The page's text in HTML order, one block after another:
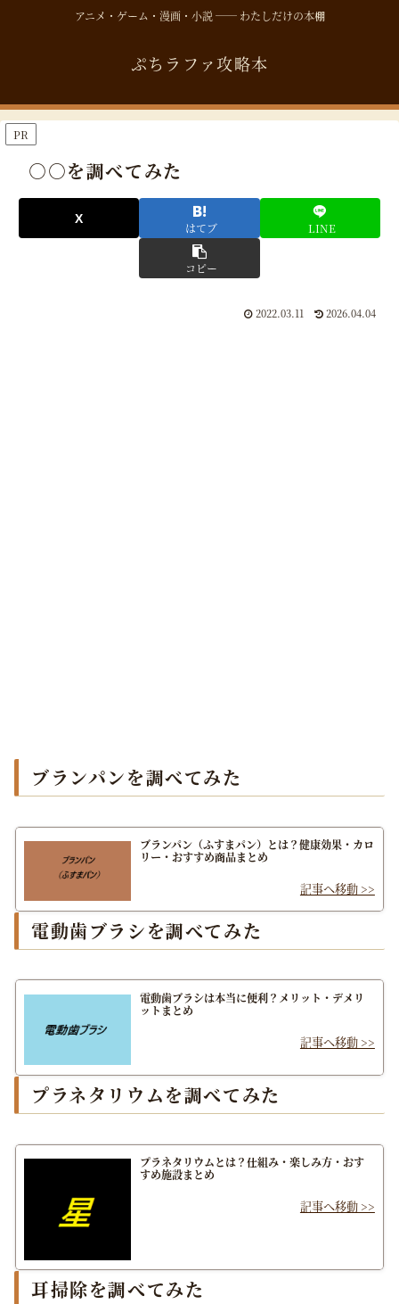
アニメ・ゲーム・漫画・小説 ── わたしだけの本棚
ぷちラファ攻略本
PR
○○を調べてみた
はてブ LINE
コピー
2022.03.11 2026.04.04
ブランパンを調べてみた
ブランパン（ふすまパン）とは？健康効果・カロ
リー・おすすめ商品まとめ
電動歯ブラシを調べてみた
電動歯ブラシは本当に便利？メリット・デメリ
ットまとめ
プラネタリウムを調べてみた
プラネタリウムとは？仕組み・楽しみ方・おす
すめ施設まとめ
耳掃除を調べてみた